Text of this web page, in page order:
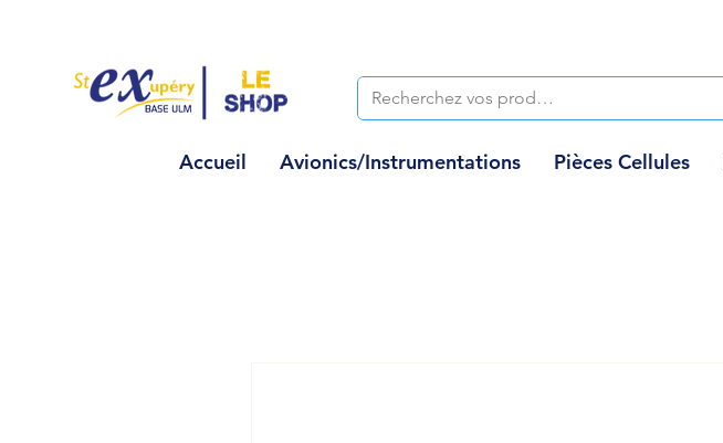
Accueil Avionics/Instrumentations Pièces Cellules